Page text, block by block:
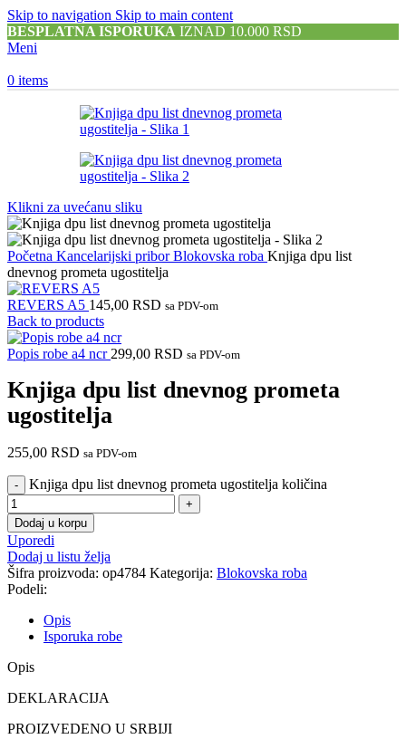
Skip to navigation Skip to main content
BESPLATNA ISPORUKA IZNAD 10.000 RSD
Meni
0 items
Klikni za uvećanu sliku
Početna Kancelarijski priborBlokovska roba Knjiga dpu list
dnevnog prometa ugostitelja
REVERS A5 145,00 RSD sa PDV-om
Back to products
Popis robe a4 ncr 299,00 RSD sa PDV-om
Knjiga dpu list dnevnog prometa
ugostitelja
255,00 RSD sa PDV-om
Knjiga dpu list dnevnog prometa ugostitelja količina
Dodaj u korpu
Uporedi
Dodaj u listu želja
Šifra proizvoda: op4784 Kategorija: Blokovska roba
Podeli:
Opis
Isporuka robe
Opis
DEKLARACIJA
PROIZVEDENO U SRBIJI